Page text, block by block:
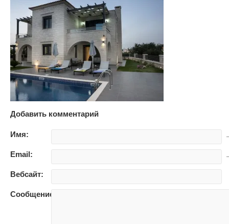
Добавить комментарий
Имя:
Email:
Вебсайт:
Сообщение: